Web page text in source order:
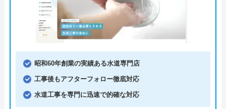
昭和60年創業の実績ある水道専門店
工事後もアフターフォロー徹底対応
水道工事を専門に迅速で的確な対応